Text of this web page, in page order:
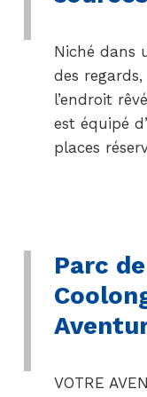
Niché dans
des
l’endroit
est équipé
places
Parc
VOTRE